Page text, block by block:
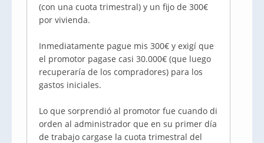
(con una cuota trimestral) y un fijo de 300€
por vivienda.
Inmediatamente pague mis 300€ y exigí que
el promotor pagase casi 30.000€ (que luego
recuperaría de los compradores) para los
gastos iniciales.
Lo que sorprendió al promotor fue cuando di
orden al administrador que en su primer día
de trabajo cargase la cuota trimestral del